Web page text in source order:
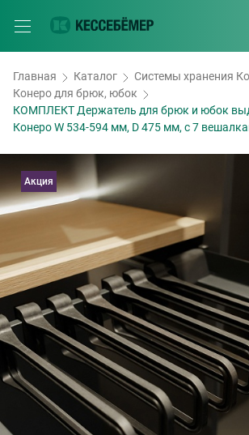
Главная Каталог
Системы хранения
Конеро для брюк, юбок
КОМПЛЕКТ Держатель для брюк и юбок
Конеро W 534-594 мм, D 475 мм, с 7
Акция